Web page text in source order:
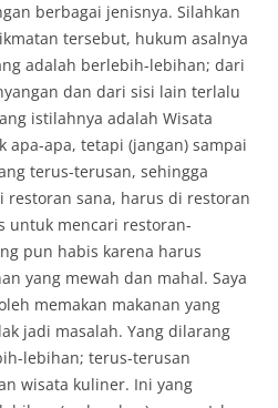
berbagai jenisnya. Silahkan
tersebut, hukum asalnya
adalah berlebih-lebihan; dari
dan dari sisi lain terlalu
istilahnya adalah Wisata
apa-apa, tetapi (jangan) sampai
terus-terusan, sehingga
restoran sana, harus di restoran
untuk mencari restoran-
pun habis karena harus
yang mewah dan mahal. Saya
memakan makanan yang
jadi masalah. Yang dilarang
lebihan; terus-terusan
wisata kuliner. Ini yang